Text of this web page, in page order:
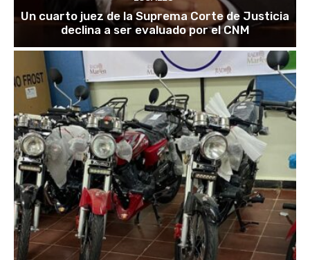
Un cuarto juez de la Suprema Corte de Justicia
declina a ser evaluado por el CNM